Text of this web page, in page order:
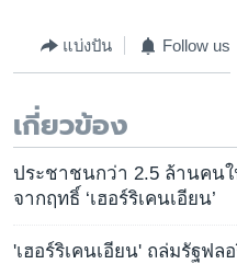
แบ่งปัน Follow us
เกี่ยวข้อง
ประชาชนกว่า 2.5 ล้านคน
จากฤทธิ์ ‘เฮอร์ริเคนเอียน’
'เฮอร์ริเคนเอียน' ถล่มรัฐฟล